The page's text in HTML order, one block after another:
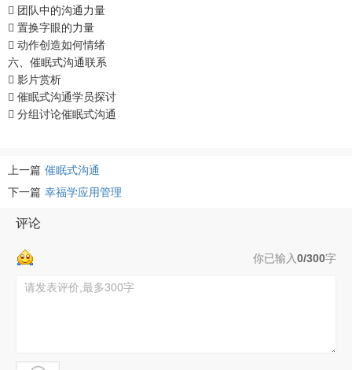
 团队中的沟通力量
 置换字眼的力量
 动作创造如何情绪
六、催眠式沟通联系
 影片赏析
 催眠式沟通学员探讨
 分组讨论催眠式沟通
上一篇 催眠式沟通
下一篇 幸福学应用管理
评论
你已输入0/300字